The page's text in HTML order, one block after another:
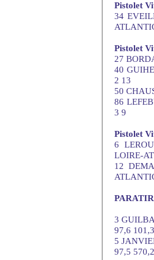
Pistolet
34
Pistolet
27
40
2 13
50
86
3 9
Pistolet
6
LOIRE-
12
3
97,6
5
97,5 570,2